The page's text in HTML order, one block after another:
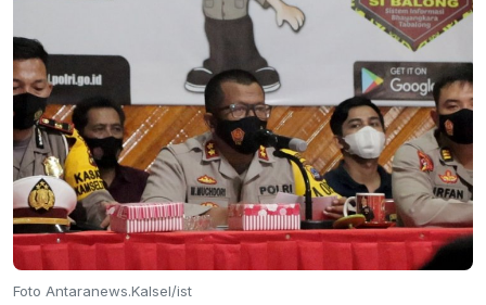
Foto Antaranews.Kalsel/ist